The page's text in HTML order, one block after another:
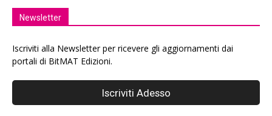
Newsletter
Iscriviti alla Newsletter per ricevere gli aggiornamenti dai
portali di BitMAT Edizioni.